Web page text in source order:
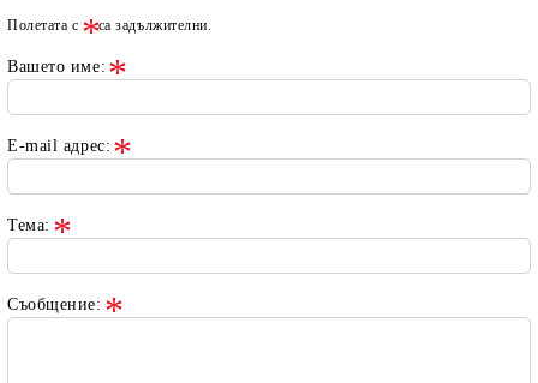
Полетата с са задължителни.
Вашето име:
E-mail адрес:
Тема:
Съобщение: